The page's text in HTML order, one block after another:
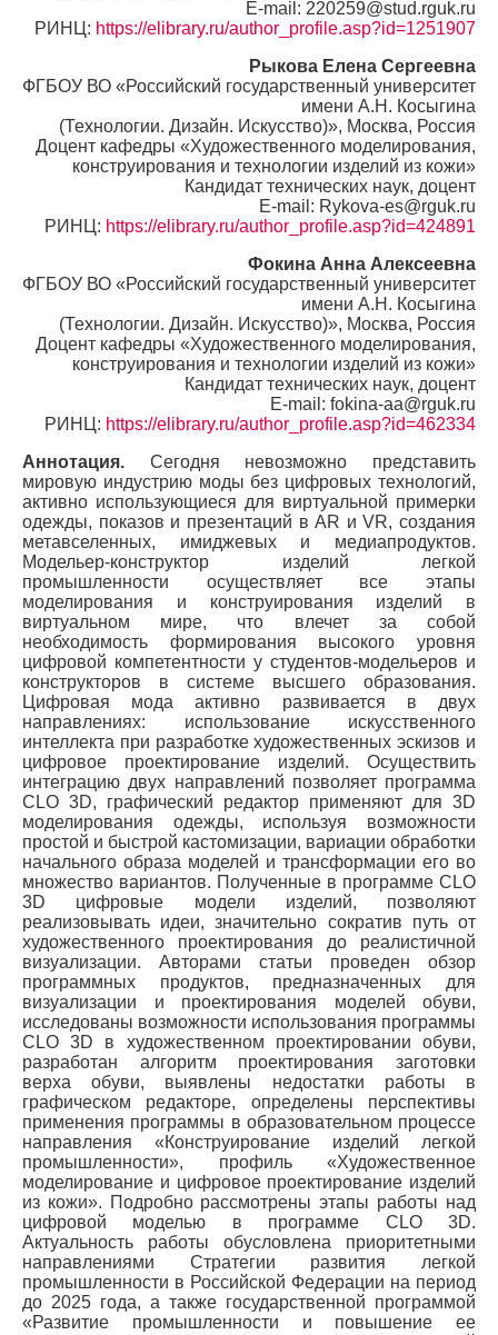
E-mail: 220259@stud.rguk.ru
РИНЦ: https://elibrary.ru/author_profile.asp?id=1251907
Рыкова Елена Сергеевна
ФГБОУ ВО «Российский государственный университет
имени А.Н. Косыгина
(Технологии. Дизайн. Искусство)», Москва, Россия
Доцент кафедры «Художественного моделирования,
конструирования и технологии изделий из кожи»
Кандидат технических наук, доцент
E-mail: Rykova-es@rguk.ru
РИНЦ: https://elibrary.ru/author_profile.asp?id=424891
Фокина Анна Алексеевна
ФГБОУ ВО «Российский государственный университет
имени А.Н. Косыгина
(Технологии. Дизайн. Искусство)», Москва, Россия
Доцент кафедры «Художественного моделирования,
конструирования и технологии изделий из кожи»
Кандидат технических наук, доцент
E-mail: fokina-aa@rguk.ru
РИНЦ: https://elibrary.ru/author_profile.asp?id=462334
Аннотация. Сегодня невозможно представить
мировую индустрию моды без цифровых технологий,
активно использующиеся для виртуальной примерки
одежды, показов и презентаций в AR и VR, создания
метавселенных, имиджевых и медиапродуктов.
Модельер-конструктор изделий легкой
промышленности осуществляет все этапы
моделирования и конструирования изделий в
виртуальном мире, что влечет за собой
необходимость формирования высокого уровня
цифровой компетентности у студентов-модельеров и
конструкторов в системе высшего образования.
Цифровая мода активно развивается в двух
направлениях: использование искусственного
интеллекта при разработке художественных эскизов и
цифровое проектирование изделий. Осуществить
интеграцию двух направлений позволяет программа
CLO 3D, графический редактор применяют для 3D
моделирования одежды, используя возможности
простой и быстрой кастомизации, вариации обработки
начального образа моделей и трансформации его во
множество вариантов. Полученные в программе CLO
3D цифровые модели изделий, позволяют
реализовывать идеи, значительно сократив путь от
художественного проектирования до реалистичной
визуализации. Авторами статьи проведен обзор
программных продуктов, предназначенных для
визуализации и проектирования моделей обуви,
исследованы возможности использования программы
CLO 3D в художественном проектировании обуви,
разработан алгоритм проектирования заготовки
верха обуви, выявлены недостатки работы в
графическом редакторе, определены перспективы
применения программы в образовательном процессе
направления «Конструирование изделий легкой
промышленности», профиль «Художественное
моделирование и цифровое проектирование изделий
из кожи». Подробно рассмотрены этапы работы над
цифровой моделью в программе CLO 3D.
Актуальность работы обусловлена приоритетными
направлениями Стратегии развития легкой
промышленности в Российской Федерации на период
до 2025 года, а также государственной программой
«Развитие промышленности и повышение ее